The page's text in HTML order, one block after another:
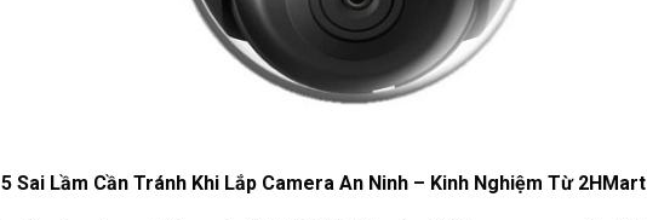
5 Sai Lầm Cần Tránh Khi Lắp Camera An Ninh – Kinh Nghiệm Từ 2HMart